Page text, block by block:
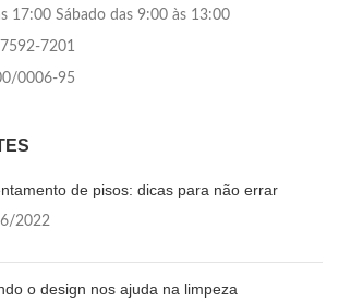
17:00 Sábado das 9:00 às 13:00
7201
0006-95
de pisos: dicas para não errar
2022
o design nos ajuda na limpeza